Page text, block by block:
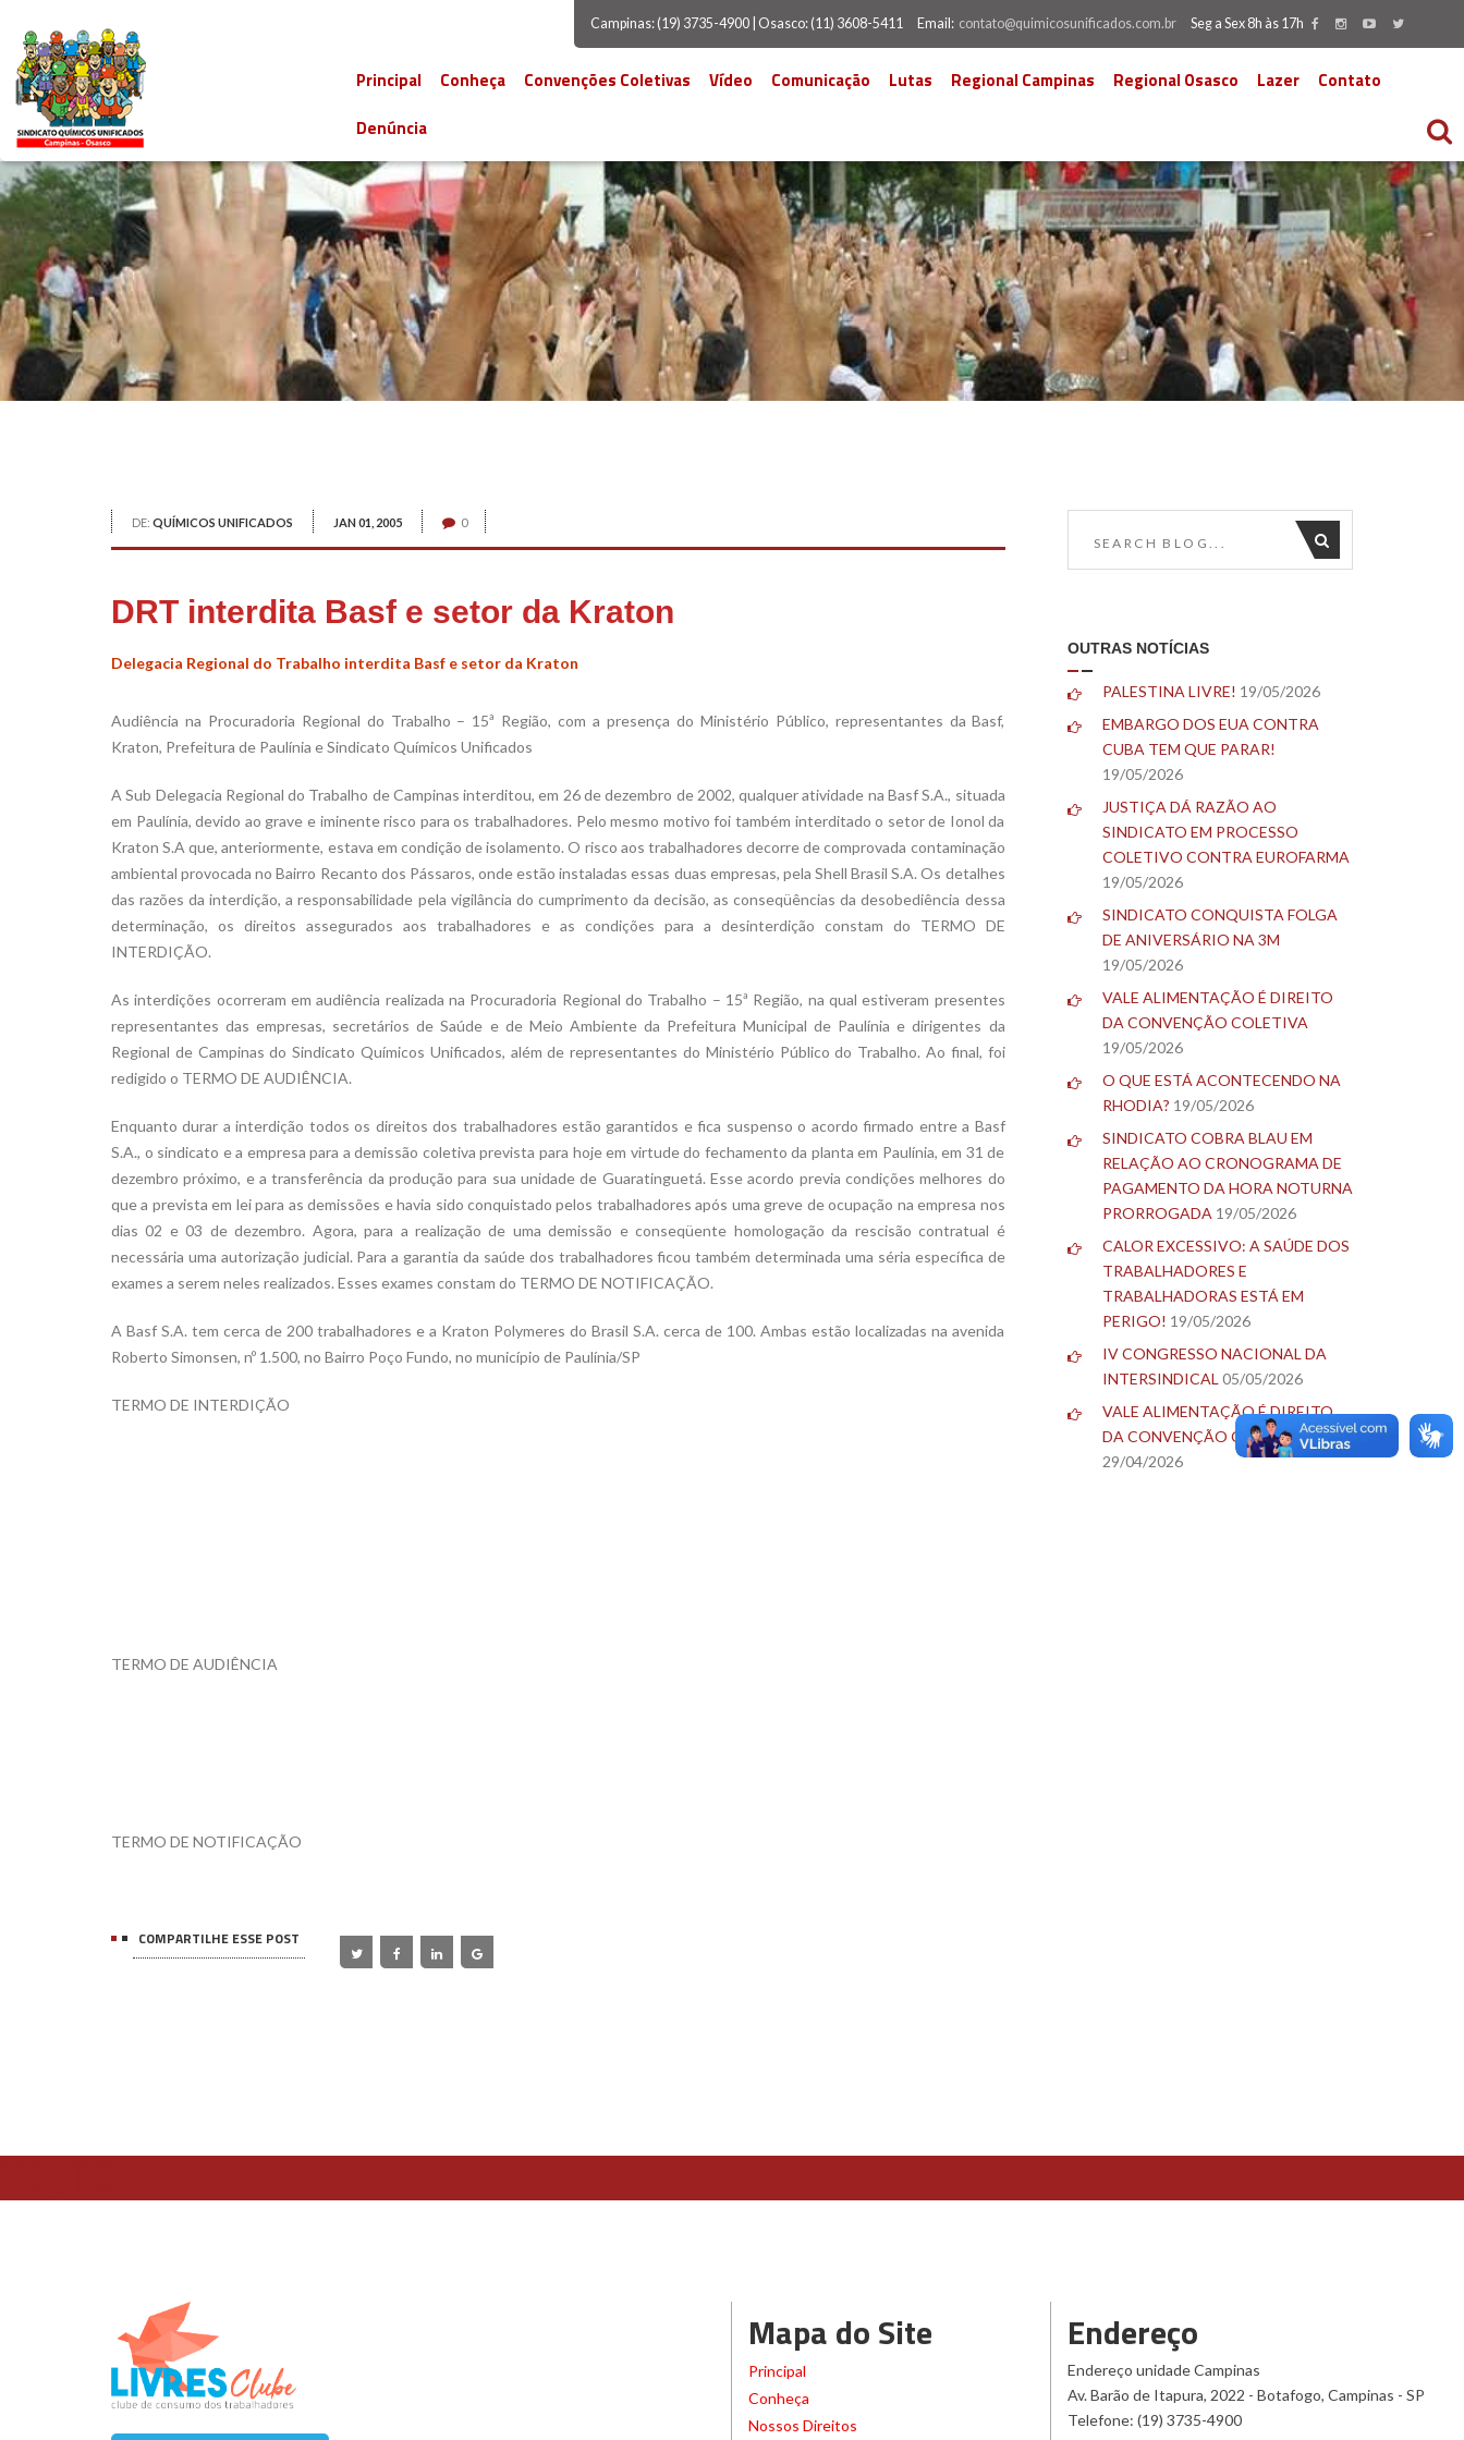
Campinas: (19) 3735-4900 | Osasco: (11) 3608-5411 Email: contato@quimicosunificados.com.br Seg a Sex 8h às 17h
Principal Conheça Convenções Coletivas Vídeo Comunicação Lutas Regional Campinas Regional Osasco Lazer
Contato
Denúncia
DE: QUÍMICOS UNIFICADOS JAN 01, 2005 0
DRT interdita Basf e setor da Kraton
Delegacia Regional do Trabalho interdita Basf e setor da Kraton
Audiência na Procuradoria Regional do Trabalho – 15ª Região, com a presença do Ministério Público, representantes da Basf,
Kraton, Prefeitura de Paulínia e Sindicato Químicos Unificados
A Sub Delegacia Regional do Trabalho de Campinas interditou, em 26 de dezembro de 2002, qualquer atividade na Basf S.A., situada
em Paulínia, devido ao grave e iminente risco para os trabalhadores. Pelo mesmo motivo foi também interditado o setor de Ionol da
Kraton S.A que, anteriormente, estava em condição de isolamento. O risco aos trabalhadores decorre de comprovada contaminação
ambiental provocada no Bairro Recanto dos Pássaros, onde estão instaladas essas duas empresas, pela Shell Brasil S.A. Os detalhes
das razões da interdição, a responsabilidade pela vigilância do cumprimento da decisão, as conseqüências da desobediência dessa
determinação, os direitos assegurados aos trabalhadores e as condições para a desinterdição constam do TERMO DE
INTERDIÇÃO.
As interdições ocorreram em audiência realizada na Procuradoria Regional do Trabalho – 15ª Região, na qual estiveram presentes
representantes das empresas, secretários de Saúde e de Meio Ambiente da Prefeitura Municipal de Paulínia e dirigentes da
Regional de Campinas do Sindicato Químicos Unificados, além de representantes do Ministério Público do Trabalho. Ao final, foi
redigido o TERMO DE AUDIÊNCIA.
Enquanto durar a interdição todos os direitos dos trabalhadores estão garantidos e fica suspenso o acordo firmado entre a Basf
S.A., o sindicato e a empresa para a demissão coletiva prevista para hoje em virtude do fechamento da planta em Paulínia, em 31 de
dezembro próximo, e a transferência da produção para sua unidade de Guaratinguetá. Esse acordo previa condições melhores do
que a prevista em lei para as demissões e havia sido conquistado pelos trabalhadores após uma greve de ocupação na empresa nos
dias 02 e 03 de dezembro. Agora, para a realização de uma demissão e conseqüente homologação da rescisão contratual é
necessária uma autorização judicial. Para a garantia da saúde dos trabalhadores ficou também determinada uma séria específica de
exames a serem neles realizados. Esses exames constam do TERMO DE NOTIFICAÇÃO.
A Basf S.A. tem cerca de 200 trabalhadores e a Kraton Polymeres do Brasil S.A. cerca de 100. Ambas estão localizadas na avenida
Roberto Simonsen, nº 1.500, no Bairro Poço Fundo, no município de Paulínia/SP
TERMO DE INTERDIÇÃO
TERMO DE AUDIÊNCIA
TERMO DE NOTIFICAÇÃO
COMPARTILHE ESSE POST
OUTRAS NOTÍCIAS
PALESTINA LIVRE! 19/05/2026
EMBARGO DOS EUA CONTRA
CUBA TEM QUE PARAR!
19/05/2026
JUSTIÇA DÁ RAZÃO AO
SINDICATO EM PROCESSO
COLETIVO CONTRA EUROFARMA
19/05/2026
SINDICATO CONQUISTA FOLGA
DE ANIVERSÁRIO NA 3M
19/05/2026
VALE ALIMENTAÇÃO É DIREITO
DA CONVENÇÃO COLETIVA
19/05/2026
O QUE ESTÁ ACONTECENDO NA
RHODIA? 19/05/2026
SINDICATO COBRA BLAU EM
RELAÇÃO AO CRONOGRAMA DE
PAGAMENTO DA HORA NOTURNA
PRORROGADA 19/05/2026
CALOR EXCESSIVO: A SAÚDE DOS
TRABALHADORES E
TRABALHADORAS ESTÁ EM
PERIGO! 19/05/2026
IV CONGRESSO NACIONAL DA
INTERSINDICAL 05/05/2026
VALE ALIMENTAÇÃO É DIREITO
DA CONVENÇÃO COLETIVA
29/04/2026
TESTE
Mapa do Site
Principal
Conheça
Nossos Direitos
Endereço
Endereço unidade Campinas
Av. Barão de Itapura, 2022 - Botafogo, Campinas - SP
Telefone: (19) 3735-4900